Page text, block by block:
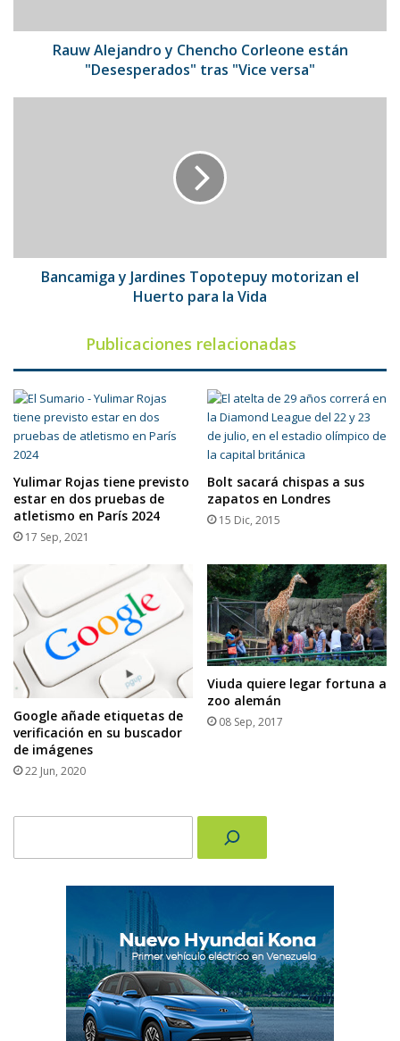
"Vice
Rauw Alejandro y Chencho Corleone están
"Desesperados" tras "Vice versa"
la
Bancamiga y Jardines Topotepuy motorizan el
Huerto para la Vida
Publicaciones relacionadas
Yulimar Rojas tiene previsto
estar en dos pruebas de
atletismo en París 2024
17 Sep, 2021
Bolt sacará chispas a sus
zapatos en Londres
15 Dic, 2015
Google añade etiquetas de
verificación en su buscador
de imágenes
22 Jun, 2020
Viuda quiere legar fortuna a
zoo alemán
08 Sep, 2017